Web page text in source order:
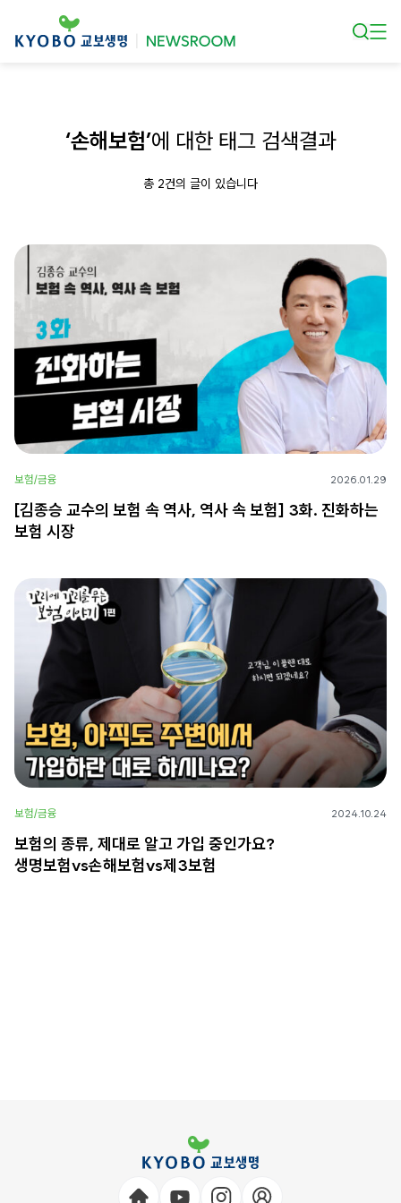
‘손해보험’에 대한 태그 검색결과
총 2건의 글이 있습니다
보험/금융 2026.01.29
[김종승 교수의 보험 속 역사, 역사 속 보험] 3화. 진화하는
보험 시장
보험/금융 2024.10.24
보험의 종류, 제대로 알고 가입 중인가요?
생명보험vs손해보험vs제3보험